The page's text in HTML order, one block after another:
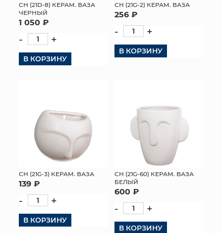
СН (21D-8) КЕРАМ. ВАЗА
ЧЕРНЫЙ
1 050 ₽
- +
В КОРЗИНУ
СН (21G-2) КЕРАМ. ВАЗА
256 ₽
- +
В КОРЗИНУ
СН (21G-3) КЕРАМ. ВАЗА
139 ₽
- +
В КОРЗИНУ
СН (21G-60) КЕРАМ. ВАЗА
БЕЛЫЙ
600 ₽
- +
В КОРЗИНУ